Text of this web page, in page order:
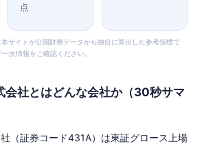
点
サイトが公開財務データから独自に算出した参考指標で
次情報をご確認ください。
会社とはどんな会社か（30秒サマ
（証券コード431A）は東証グロース上場